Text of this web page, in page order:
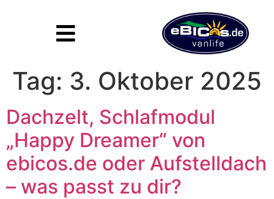
Tag: 3. Oktober 2025
Dachzelt, Schlafmodul
„Happy Dreamer“ von
ebicos.de oder Aufstelldach
– was passt zu dir?